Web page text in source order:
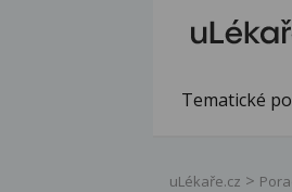
Tematické
uLékaře.cz